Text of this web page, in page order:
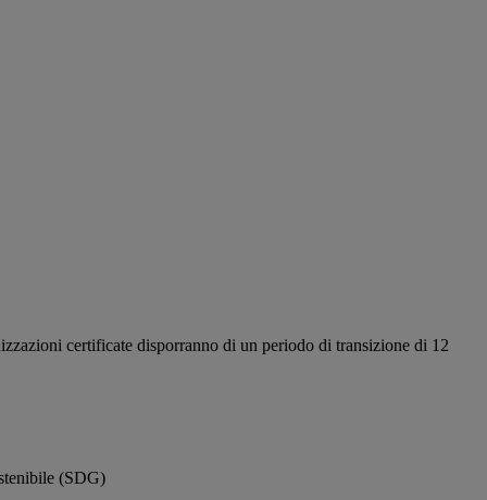
certificate disporranno di un periodo di transizione di 12
(SDG)